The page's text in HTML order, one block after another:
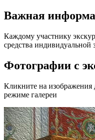
Важная
Каждому участнику
средства индивидуальной
Фотографии с
Кликните на изображения
режиме галереи